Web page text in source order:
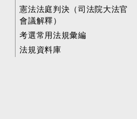
憲法法庭判決（司法院大法官
會議解釋）
考選常用法規彙編
法規資料庫